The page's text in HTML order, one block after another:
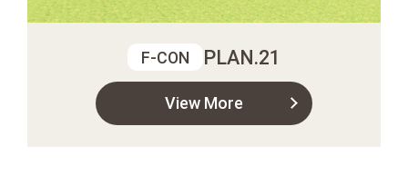
F-CON PLAN.21
View More